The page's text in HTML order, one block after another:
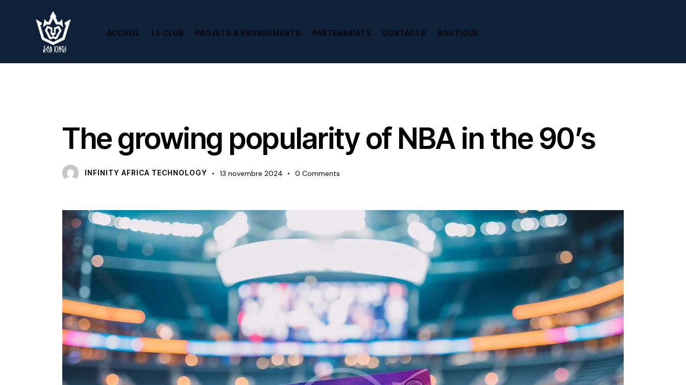
ACCUEIL LE CLUB PROJETS & ENGAGEMENTS PARTENARIATS CONTACTS BOUTIQUE
The growing popularity of NBA in the 90’s
INFINITY AFRICA TECHNOLOGY 13 novembre 2024 0 Comments